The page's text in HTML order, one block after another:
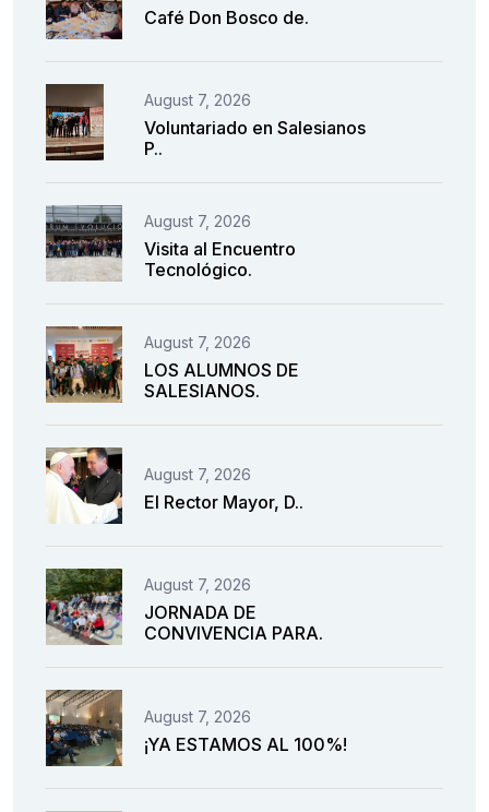
Café Don Bosco de.
August 7, 2026
Voluntariado en Salesianos
P..
August 7, 2026
Visita al Encuentro
Tecnológico.
August 7, 2026
LOS ALUMNOS DE
SALESIANOS.
August 7, 2026
El Rector Mayor, D..
August 7, 2026
JORNADA DE
CONVIVENCIA PARA.
August 7, 2026
¡YA ESTAMOS AL 100%!